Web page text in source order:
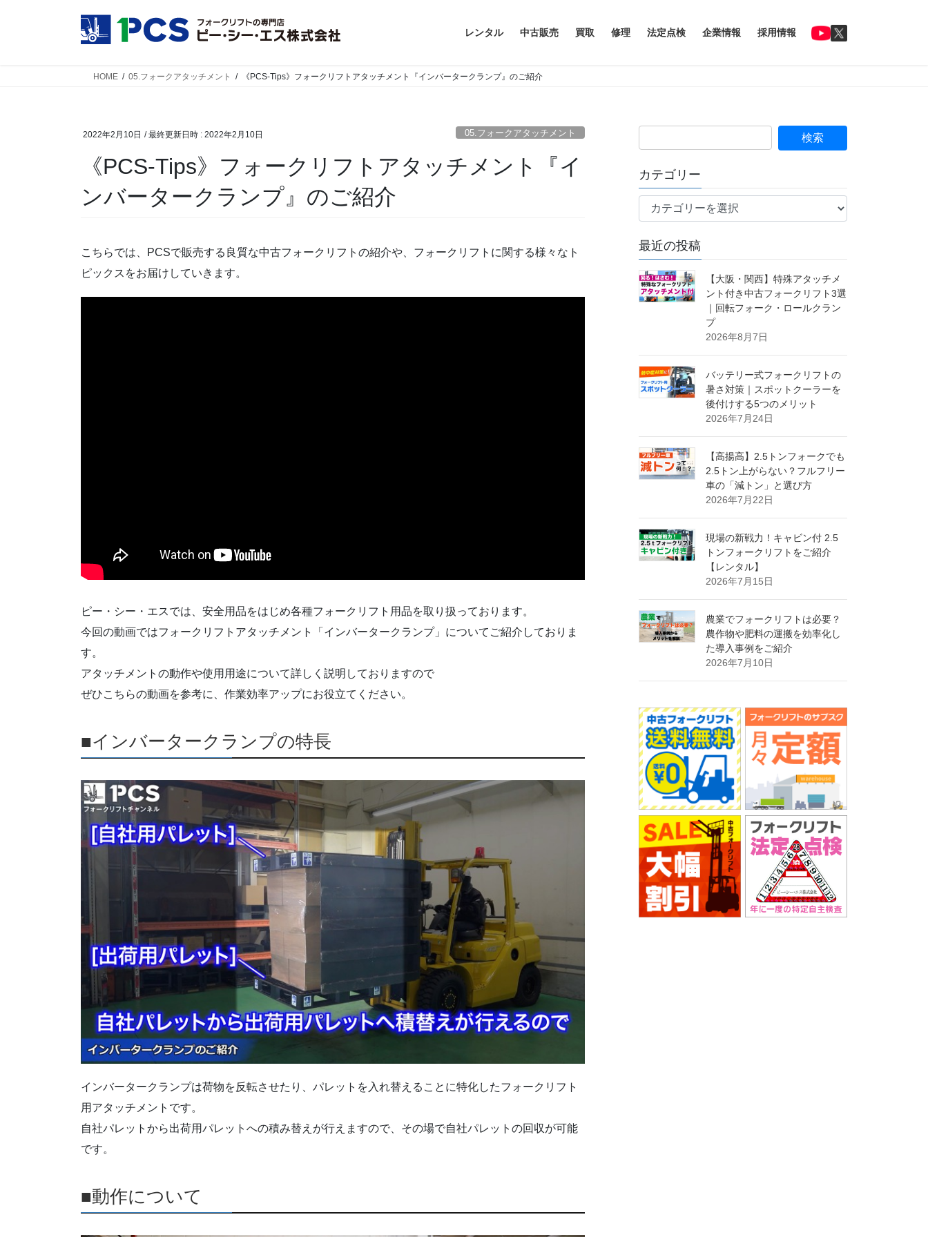
レンタル 中古販売 買取 修理 法定点検 企業情報 採用情報
HOME 05.フォークアタッチメント 《PCS-Tips》フォークリフトアタッチメント『インバータークランプ』のご紹介
2022年2月10日 / 最終更新日時 : 2022年2月10日 05.フォークアタッチメント
《PCS-Tips》フォークリフトアタッチメント『イ
ンバータークランプ』のご紹介
こちらでは、PCSで販売する良質な中古フォークリフトの紹介や、フォークリフトに関する様々なト
ピックスをお届けしていきます。
ピー・シー・エスでは、安全用品をはじめ各種フォークリフト用品を取り扱っております。
今回の動画ではフォークリフトアタッチメント「インバータークランプ」についてご紹介しておりま
す。
アタッチメントの動作や使用用途について詳しく説明しておりますので
ぜひこちらの動画を参考に、作業効率アップにお役立てください。
■インバータークランプの特長
インバータークランプは荷物を反転させたり、パレットを入れ替えることに特化したフォークリフト
用アタッチメントです。
自社パレットから出荷用パレットへの積み替えが行えますので、その場で自社パレットの回収が可能
です。
■動作について
カテゴリー
テ
リ
ー
最近の投稿
【大阪・関西】特殊アタッチメ
ント付き中古フォークリフト3選
｜回転フォーク・ロールクラン
プ
2026年8月7日
バッテリー式フォークリフトの
暑さ対策｜スポットクーラーを
後付けする5つのメリット
2026年7月24日
【高揚高】2.5トンフォークでも
2.5トン上がらない？フルフリー
車の「減トン」と選び方
2026年7月22日
現場の新戦力！キャビン付 2.5
トンフォークリフトをご紹介
【レンタル】
2026年7月15日
農業でフォークリフトは必要？
農作物や肥料の運搬を効率化し
た導入事例をご紹介
2026年7月10日